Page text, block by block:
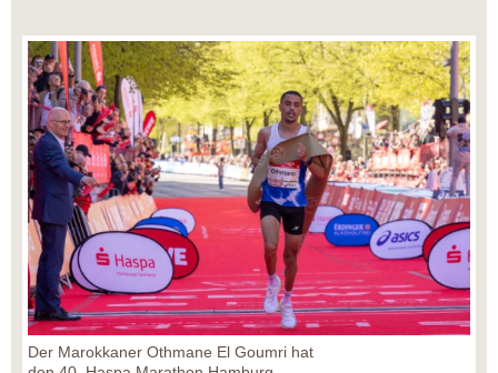
Der Marokkaner Othmane El Goumri hat